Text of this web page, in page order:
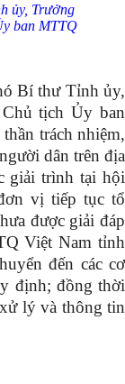
ủy, Trưởng
ban MTTQ
Bí thư Tỉnh ủy,
tịch Ủy ban
trách nhiệm,
dân trên địa
giải trình tại hội
vị tiếp tục tổ
được giải đáp
Việt Nam tỉnh
đến các cơ
định; đồng thời
lý và thông tin